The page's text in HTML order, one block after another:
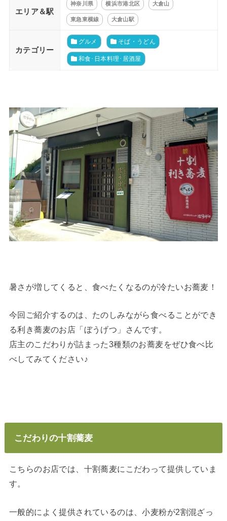
エリア＆駅
神奈川県 横浜市港北区 大倉山
東急東横線 大倉山駅
カテゴリー
グルメ そば・うどん
和食･日本料理･居酒屋
暑さが増してくると、食べたくなるのが冷たいお蕎麦！
今回ご紹介するのは、たのしみながら食べることができ
る利き蕎麦のお店「ぼうげつ」さんです。
店主のこだわりが詰まった3種類のお蕎麦をぜひ食べ比
べしてみてください♪
こだわりの十割蕎麦
こちらのお店では、十割蕎麦にこだわって提供していま
す。
一般的によく提供されているのは、小麦粉が2割混ざっ